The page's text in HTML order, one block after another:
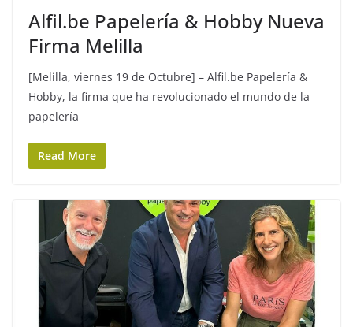
Alfil.be Papelería & Hobby Nueva
Firma Melilla
[Melilla, viernes 19 de Octubre] – Alfil.be Papelería &
Hobby, la firma que ha revolucionado el mundo de la
papelería
Read More